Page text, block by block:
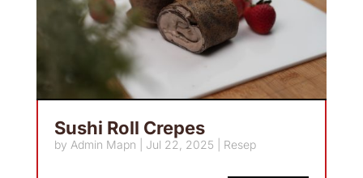
Sushi Roll Crepes
by Admin Mapn Jul 22, 2025 Resep